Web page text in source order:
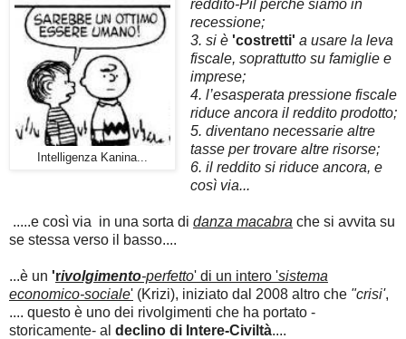
Intelligenza Kanina...
reddito-Pil perché siamo in
recessione;
3. si è 'costretti' a usare la leva
fiscale, soprattutto su famiglie e
imprese;
4. l’esasperata pressione fiscale
riduce ancora il reddito prodotto;
5. diventano necessarie altre
tasse per trovare altre risorse;
6. il reddito si riduce ancora, e
così via...
.....e così via in una sorta di danza macabra che si avvita su
se stessa verso il basso....
...è un 'rivolgimento-perfetto' di un intero 'sistema
economico-sociale' (Krizi), iniziato dal 2008 altro che "crisi',
.... questo è uno dei rivolgimenti che ha portato -
storicamente- al declino di Intere-Civiltà....